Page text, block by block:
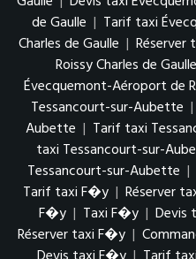
de Gaulle | Tarif taxi
Charles de Gaulle | Réserver
Roissy Charles de Gaulle
Évecquemont-Aéroport de
Tessancourt-sur-Aubette |
Aubette | Tarif taxi
taxi Tessancourt-sur-
Tessancourt-sur-Aubette |
Tarif taxi F�y | Réserver
F�y | Taxi F�y | Devis
Réserver taxi F�y |